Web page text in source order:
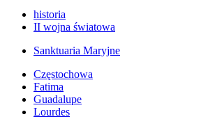
historia
II wojna światowa
Sanktuaria Maryjne
Częstochowa
Fatima
Guadalupe
Lourdes